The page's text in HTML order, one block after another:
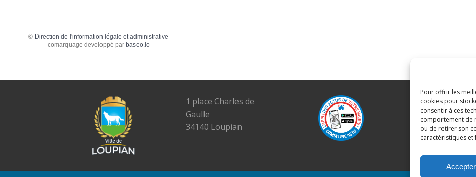
Pour offrir les
cookies pour
consentir à ces
comportement de
ou de retirer son
caractéristiques et
Accepter
© Direction de l'information légale et administrative
comarquage developpé par baseo.io
1 place Charles de
Gaulle
34140 Loupian
Tél. : 04 67 43
E-mail :